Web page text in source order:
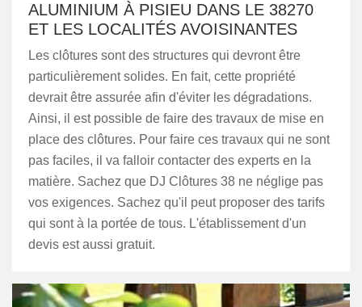
ALUMINIUM À PISIEU DANS LE 38270
ET LES LOCALITÉS AVOISINANTES
Les clôtures sont des structures qui devront être
particulièrement solides. En fait, cette propriété
devrait être assurée afin d'éviter les dégradations.
Ainsi, il est possible de faire des travaux de mise en
place des clôtures. Pour faire ces travaux qui ne sont
pas faciles, il va falloir contacter des experts en la
matière. Sachez que DJ Clôtures 38 ne néglige pas
vos exigences. Sachez qu'il peut proposer des tarifs
qui sont à la portée de tous. L'établissement d'un
devis est aussi gratuit.